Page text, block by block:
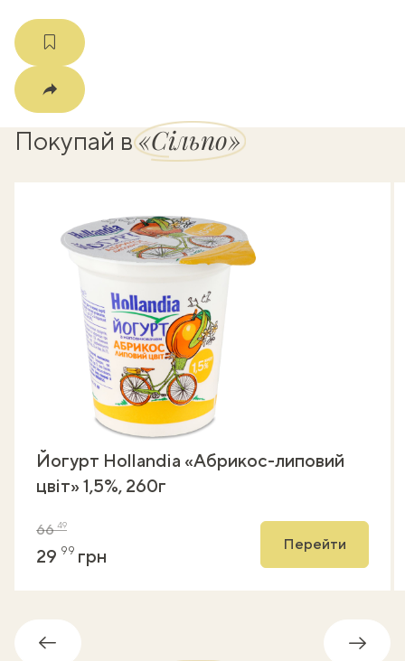
Покупай в«Сільпо»
Йогурт Hollandia «Абрикос-липовий
цвіт» 1,5%, 260г
6649
29 99 грн
Перейти
Обратно